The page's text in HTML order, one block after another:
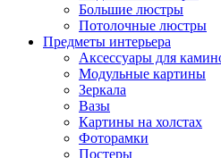
Большие люстры
Потолочные люстры
Предметы интерьера
Аксессуары для
Модульные картины
Зеркала
Вазы
Картины на холстах
Фоторамки
Постеры